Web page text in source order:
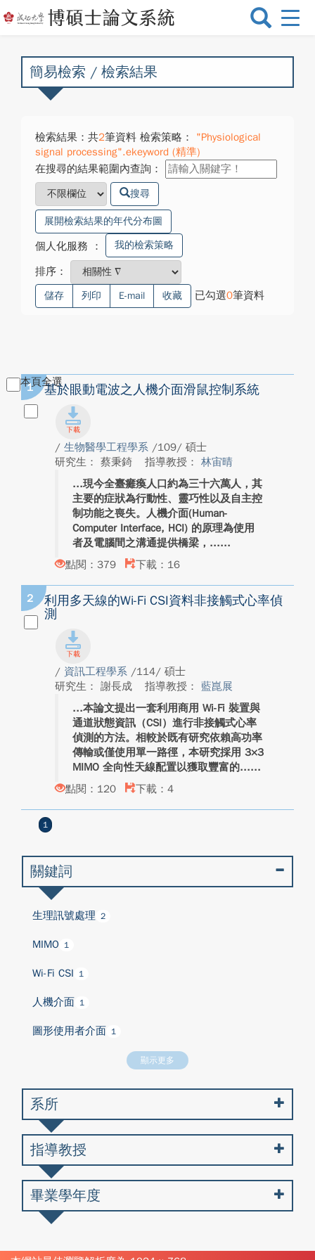
選
換
簡易檢索 / 檢索結果
檢索結果：共2筆資料 檢索策略：
"Physiological
signal processing".ekeyword (精準)
在搜尋的結果範圍內查詢：
搜尋
展開檢索結果的年代分布圖
個人化服務 ： 我的檢索策略
排序：
儲存 列印 E-mail 收藏 已勾選0筆資料
本頁全選
1 基於眼動電波之人機介面滑鼠控制系統
/ 生物醫學工程學系 /109/ 碩士
研究生： 蔡秉錡
指導教授： 林宙晴
現今全臺癱瘓人口約為三十六萬人，其
主要的症狀為行動性、靈巧性以及自主控
制功能之喪失。人機介面(Human-
Computer Interface, HCI) 的原理為使用
者及電腦間之溝通提供橋梁，...
點閱：379
下載：16
2
利用多天線的Wi-Fi CSI資料非接觸式心率偵
測
/ 資訊工程學系 /114/ 碩士
研究生： 謝長成
指導教授： 藍崑展
本論文提出一套利用商用 Wi-Fi 裝置與
通道狀態資訊（CSI）進行非接觸式心率
偵測的方法。相較於既有研究依賴高功率
傳輸或僅使用單一路徑，本研究採用 3×3
MIMO 全向性天線配置以獲取豐富的...
點閱：120
下載：4
1
關鍵詞
生理訊號處理 2
MIMO 1
Wi-Fi CSI 1
人機介面 1
圖形使用者介面 1
顯示更多
系所
指導教授
畢業學年度